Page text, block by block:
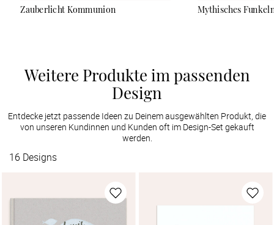
Zauberlicht Kommunion Mythisches
Weitere Produkte im passenden
Design
Entdecke jetzt passende Ideen zu Deinem ausgewählten Produkt, die
von unseren Kundinnen und Kunden oft im Design-Set gekauft
werden.
16 Designs